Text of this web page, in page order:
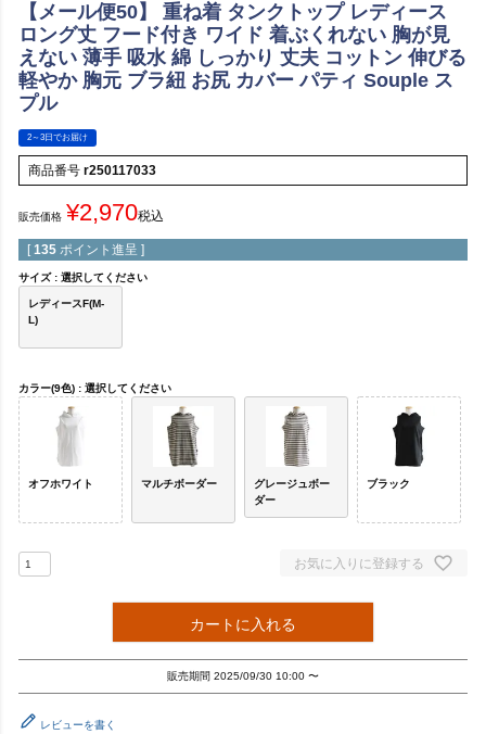
【メール便50】 重ね着 タンクトップ レディース
ロング丈 フード付き ワイド 着ぶくれない 胸が見
えない 薄手 吸水 綿 しっかり 丈夫 コットン 伸びる
軽やか 胸元 ブラ紐 お尻 カバー パティ Souple ス
プル
2～3日でお届け
商品番号 r250117033
販売価格 ¥2,970税込
[ 135 ポイント進呈 ]
サイズ 選択してください
レディースF(M-
L)
カラー(9色) 選択してください
オフホワイト マルチボーダー
グレージュボー
ダー
ブラック
お気に入りに登録する
カートに入れる
販売期間 2025/09/30 10:00 〜
レビューを書く